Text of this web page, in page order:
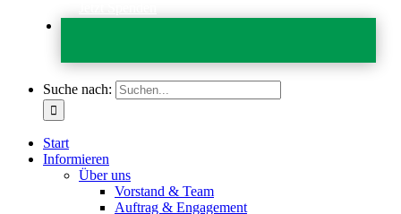
Suche nach:
Start
Informieren
Über uns
Vorstand & Team
Auftrag & Engagement